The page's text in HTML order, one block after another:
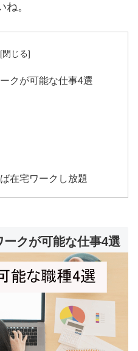
。
クが可能な仕事4選
在宅ワークし放題
クが可能な仕事4選